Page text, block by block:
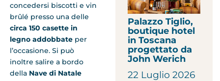
concedersi biscotti e vin
brûlé presso una delle
circa 150 casette in
legno addobbate per
l’occasione. Si può
inoltre salire a bordo
della Nave di Natale
Palazzo Tiglio,
boutique hotel
in Toscana
progettato da
John Werich
22 Luglio 2026